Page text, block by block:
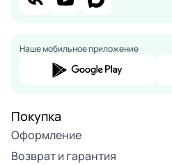
Наше мобильное приложение
Покупка
Оформление
Возврат и гарантия